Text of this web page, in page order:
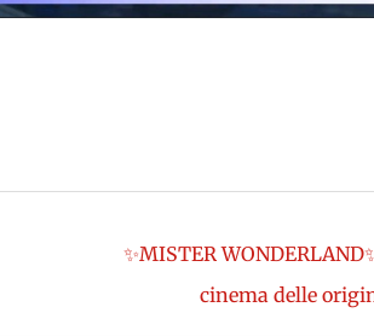
✨MISTER
cinema delle